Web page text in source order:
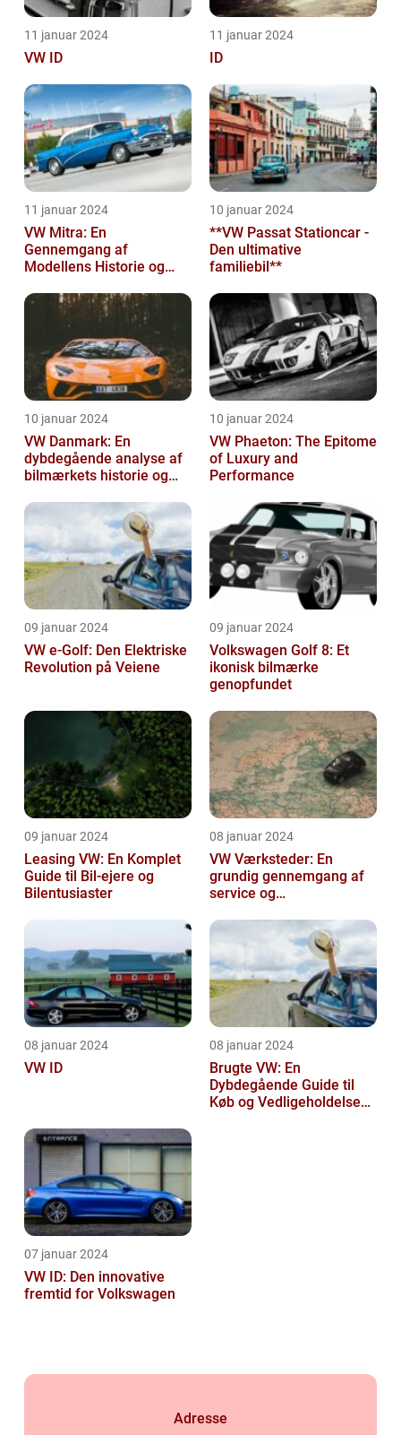
11 januar 2024
VW ID
11 januar 2024
ID
11 januar 2024
VW Mitra: En
Gennemgang af
Modellens Historie og
Bilentusiaster
10 januar 2024
**VW Passat Stationcar -
Den ultimative
familiebil**
10 januar 2024
VW Danmark: En
dybdegående analyse af
bilmærkets historie og
10 januar 2024
VW Phaeton: The Epitome
of Luxury and
Performance
09 januar 2024
VW e-Golf: Den Elektriske
Revolution på Veiene
09 januar 2024
Volkswagen Golf 8: Et
ikonisk bilmærke
genopfundet
09 januar 2024
Leasing VW: En Komplet
Guide til Bil-ejere og
Bilentusiaster
08 januar 2024
VW Værksteder: En
grundig gennemgang af
service og
08 januar 2024
VW ID
08 januar 2024
Brugte VW: En
Dybdegående Guide til
Køb og Vedligeholdelse
07 januar 2024
VW ID: Den innovative
fremtid for Volkswagen
Adresse